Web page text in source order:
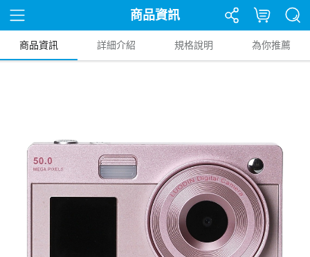
商品資訊
商品資訊 詳細介紹 規格說明 為你推薦